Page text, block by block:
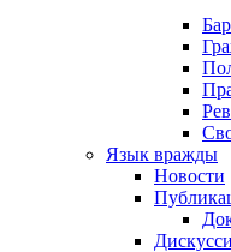
Язык вражды
Новости